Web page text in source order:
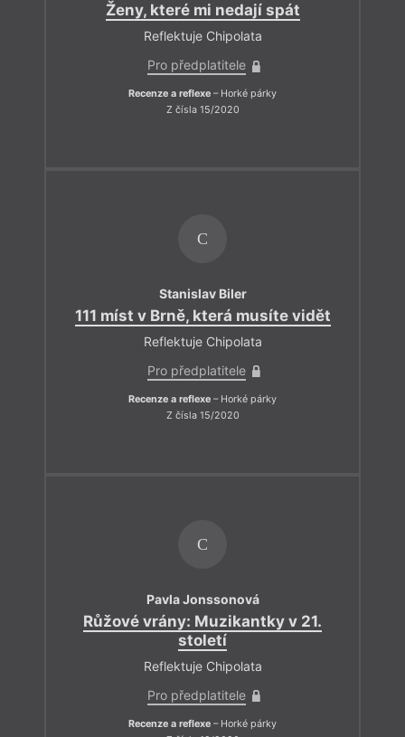
Ženy, které mi nedají spát
Reflektuje Chipolata
Pro předplatitele
Recenze a reflexe – Horké párky
Z čísla 15/2020
C
Stanislav Biler
111 míst v Brně, která musíte vidět
Reflektuje Chipolata
Pro předplatitele
Recenze a reflexe – Horké párky
Z čísla 15/2020
C
Pavla Jonssonová
Růžové vrány: Muzikantky v 21.
století
Reflektuje Chipolata
Pro předplatitele
Recenze a reflexe – Horké párky